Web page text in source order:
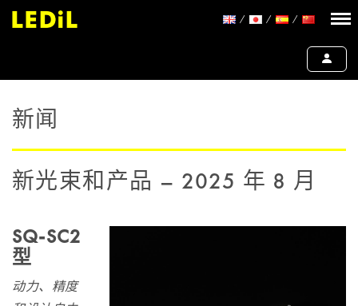
新闻
新光束和产品 – 2025 年 8 月
SQ-SC2
型
动力、精度